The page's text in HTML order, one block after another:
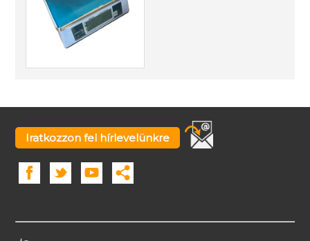
Iratkozzon fel hírlevelünkre